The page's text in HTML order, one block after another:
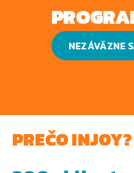
NEZÁVÄZNE
PREČO INJOY?